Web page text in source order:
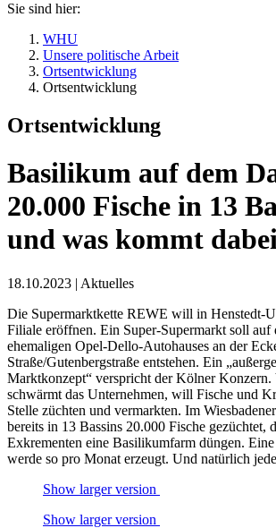
Sie sind hier:
WHU
Unsere politische Arbeit
Ortsentwicklung
Ortsentwicklung
Ortsentwicklung
Basilikum auf dem
20.000 Fische in 13
und was kommt
18.10.2023 | Aktuelles
Die Supermarktkette REWE will in Henstedt-
Filiale eröffnen. Ein Super-Supermarkt soll auf
ehemaligen Opel-Dello-Autohauses an der
Straße/Gutenbergstraße entstehen. Ein
Marktkonzept“ verspricht der Kölner Konzern.
schwärmt das Unternehmen, will Fische und
Stelle züchten und vermarkten. Im
bereits in 13 Bassins 20.000 Fische gezüchtet,
Exkrementen eine Basilikumfarm düngen.
werde so pro Monat erzeugt. Und natürlich
Show larger version
Show larger version